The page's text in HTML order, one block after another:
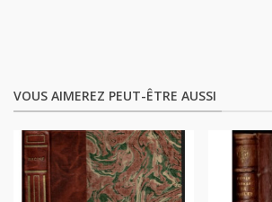
VOUS AIMEREZ PEUT-ÊTRE AUSSI